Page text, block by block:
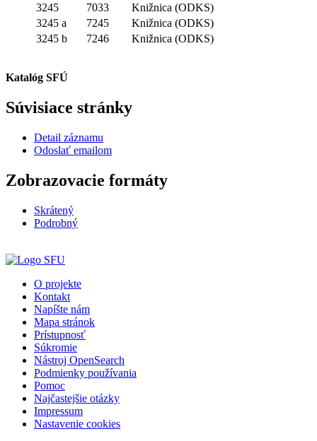
3245
7033
Knižnica (ODKS)
3245 a
7245
Knižnica (ODKS)
3245 b
7246 Knižnica (ODKS)
Katalóg SFÚ
Súvisiace stránky
Detail záznamu
Odoslať emailom
Zobrazovacie formáty
Skrátený
Podrobný
O projekte
Kontakt
Napíšte nám
Mapa stránok
Prístupnosť
Súkromie
Nástroj OpenSearch
Podmienky používania
Pomoc
Najčastejšie otázky
Impressum
Nastavenie cookies